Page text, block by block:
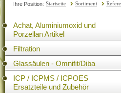
Ihre Position: Startseite Sortiment
Achat, Aluminiumoxid und
Porzellan Artikel
Filtration
Glassäulen - Omnifit/Diba
ICP / ICPMS / ICPOES
Ersatzteile und Zubehör